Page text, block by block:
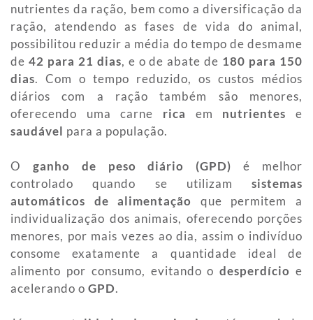
nutrientes da ração, bem como a diversificação da
ração, atendendo as fases de vida do animal,
possibilitou reduzir a média do tempo de desmame
de 42 para 21 dias, e o de abate de 180 para 150
dias. Com o tempo reduzido, os custos médios
diários com a ração também são menores,
oferecendo uma carne rica em nutrientese
saudável para a população.
O ganho de peso diário (GPD) é melhor
controlado quando se utilizam sistemas
automáticos de alimentação
que permitem a
individualização dos animais, oferecendo porções
menores, por mais vezes ao dia, assim o indivíduo
consome exatamente a quantidade ideal de
alimento por consumo, evitando odesperdícioe
acelerando o GPD.